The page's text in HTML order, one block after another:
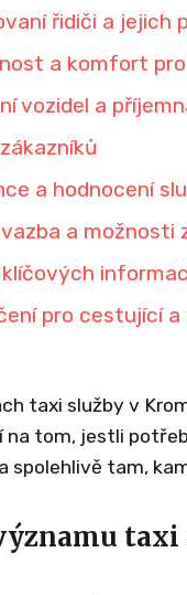
řidiči a jejich
a komfort
vozidel a
a hodnocení
a možnosti
pro cestující
taxi služby v
na tom, jestli
spolehlivě tam,